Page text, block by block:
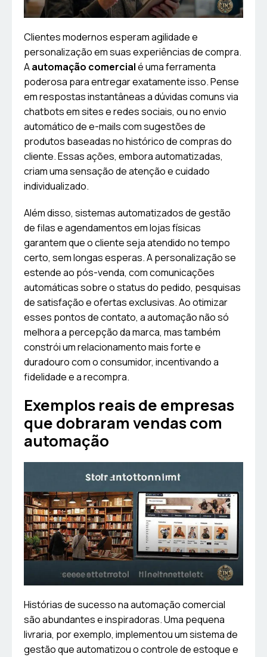
Clientes modernos esperam agilidade e
personalização em suas experiências de compra.
Aautomação comercialé uma ferramenta
poderosa para entregar exatamente isso. Pense
em respostas instantâneas a dúvidas comuns via
chatbots em sites e redes sociais, ou no envio
automático de e-mails com sugestões de
produtos baseadas no histórico de compras do
cliente. Essas ações, embora automatizadas,
criam uma sensação de atenção e cuidado
individualizado.
Além disso, sistemas automatizados de gestão
de filas e agendamentos em lojas físicas
garantem que o cliente seja atendido no tempo
certo, sem longas esperas. A personalização se
estende ao pós-venda, com comunicações
automáticas sobre o status do pedido, pesquisas
de satisfação e ofertas exclusivas. Ao otimizar
esses pontos de contato, a automação não só
melhora a percepção da marca, mas também
constrói um relacionamento mais forte e
duradouro com o consumidor, incentivando a
fidelidade e a recompra.
Exemplos reais de empresas
que dobraram vendas com
automação
Histórias de sucesso na automação comercial
são abundantes e inspiradoras. Uma pequena
livraria, por exemplo, implementou um sistema de
gestão que automatizou o controle de estoque e